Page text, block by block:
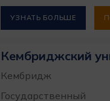
УЗНАТЬ БОЛЬШЕ
Кембриджский
Кембридж
Государственный